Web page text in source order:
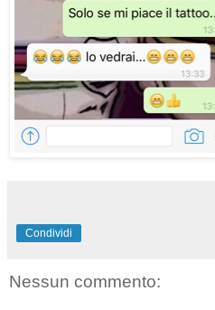
Condividi
Nessun commento: